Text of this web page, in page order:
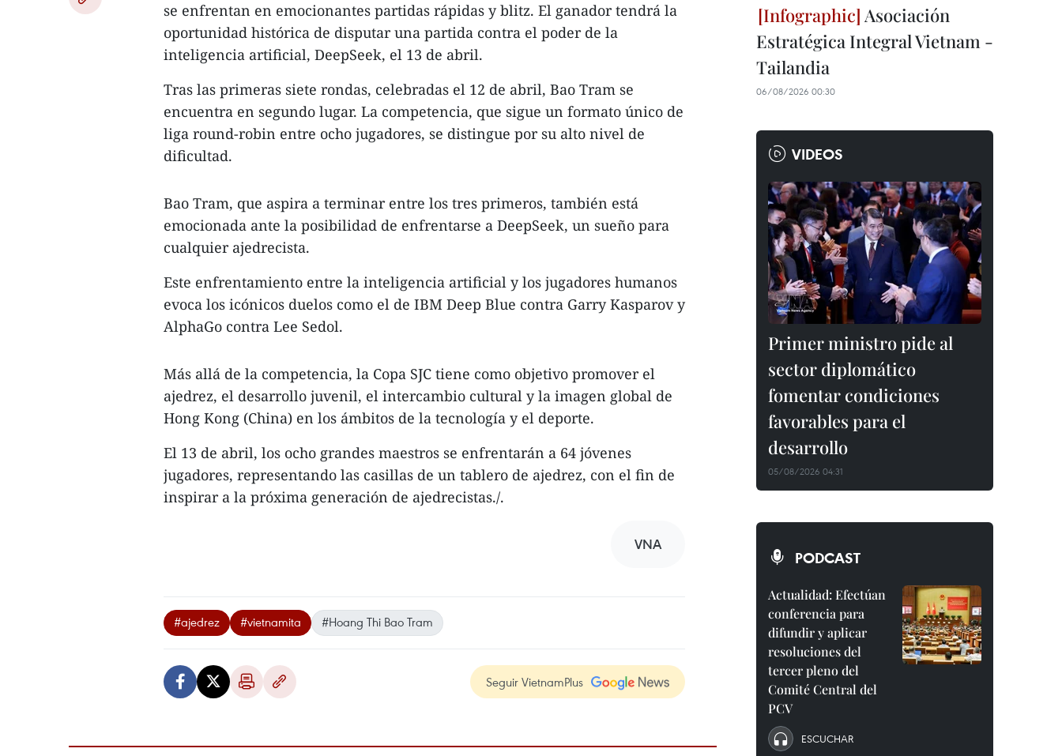
se enfrentan en emocionantes partidas rápidas y blitz. El ganador tendrá la
oportunidad histórica de disputar una partida contra el poder de la
inteligencia artificial, DeepSeek, el 13 de abril.
Tras las primeras siete rondas, celebradas el 12 de abril, Bao Tram se
encuentra en segundo lugar. La competencia, que sigue un formato único de
liga round-robin entre ocho jugadores, se distingue por su alto nivel de
dificultad.
Bao Tram, que aspira a terminar entre los tres primeros, también está
emocionada ante la posibilidad de enfrentarse a DeepSeek, un sueño para
cualquier ajedrecista.
Este enfrentamiento entre la inteligencia artificial y los jugadores humanos
evoca los icónicos duelos como el de IBM Deep Blue contra Garry Kasparov y
AlphaGo contra Lee Sedol.
Más allá de la competencia, la Copa SJC tiene como objetivo promover el
ajedrez, el desarrollo juvenil, el intercambio cultural y la imagen global de
Hong Kong (China) en los ámbitos de la tecnología y el deporte.
El 13 de abril, los ocho grandes maestros se enfrentarán a 64 jóvenes
jugadores, representando las casillas de un tablero de ajedrez, con el fin de
inspirar a la próxima generación de ajedrecistas./.
VNA
#ajedrez #vietnamita #Hoang Thi Bao Tram
Seguir VietnamPlus
Asociación
Estratégica Integral Vietnam -
Tailandia
06/08/2026 00:30
VIDEOS
Primer ministro pide al
sector diplomático
fomentar condiciones
favorables para el
desarrollo
05/08/2026 04:31
PODCAST
Actualidad: Efectúan
conferencia para
difundir y aplicar
resoluciones del
tercer pleno del
Comité Central del
PCV
ESCUCHAR